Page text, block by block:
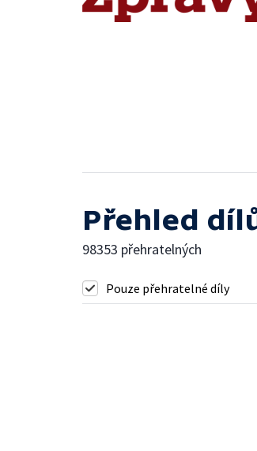
Přehled
98353 přehratelných
Pouze přehratelné díly